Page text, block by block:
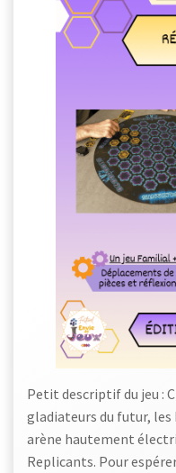
Petit descriptif du jeu :
gladiateurs du futur, les
arène hautement
Replicants. Pour